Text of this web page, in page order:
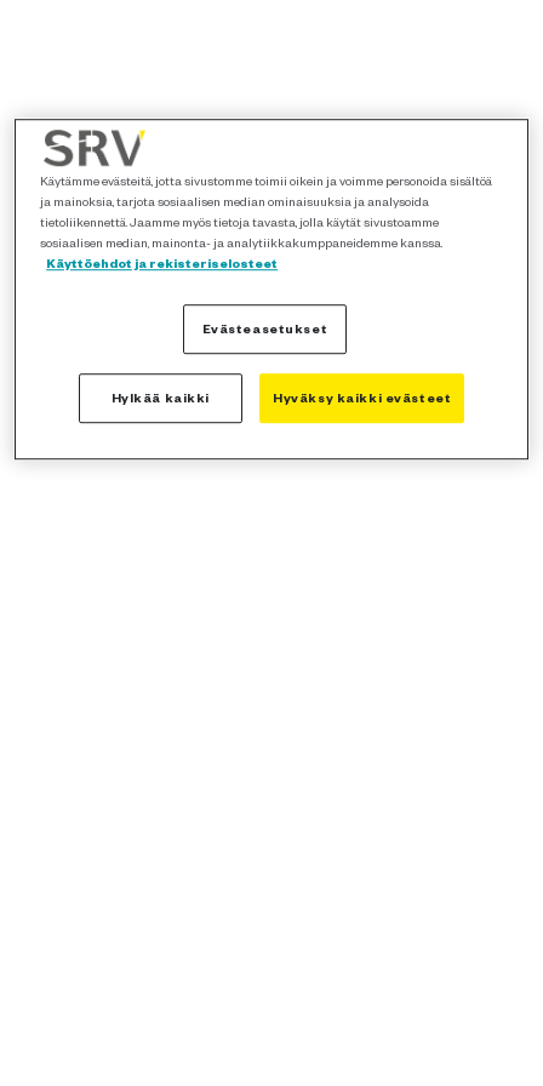
Käytämme evästeitä, jotta sivustomme toimii oikein ja voimme personoida sisältöä
ja mainoksia, tarjota sosiaalisen median ominaisuuksia ja analysoida
tietoliikennettä. Jaamme myös tietoja tavasta, jolla käytät sivustoamme
sosiaalisen median, mainonta- ja analytiikkakumppaneidemme kanssa.
Käyttöehdot ja rekisteriselosteet
Evästeasetukset
Hylkää kaikki Hyväksy kaikki evästeet